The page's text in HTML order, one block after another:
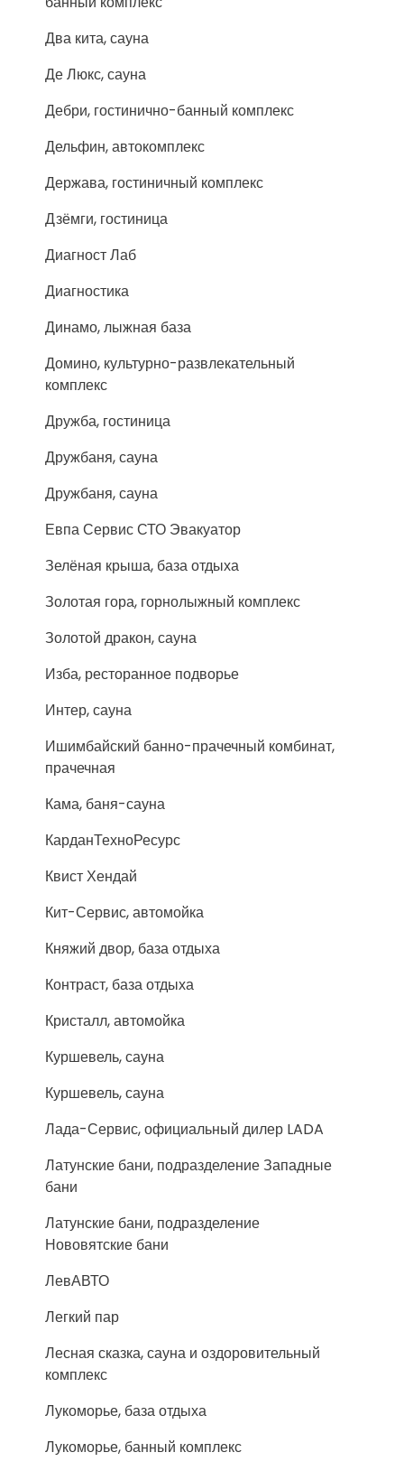
Два кита, сауна
Де Люкс, сауна
Дебри, гостинично-банный комплекс
Дельфин, автокомплекс
Держава, гостиничный комплекс
Дзёмги, гостиница
Диагност Лаб
Диагностика
Динамо, лыжная база
Домино, культурно-развлекательный
комплекс
Дружба, гостиница
Дружбаня, сауна
Дружбаня, сауна
Евпа Сервис СТО Эвакуатор
Зелёная крыша, база отдыха
Золотая гора, горнолыжный комплекс
Золотой дракон, сауна
Изба, ресторанное подворье
Интер, сауна
Ишимбайский банно-прачечный комбинат,
прачечная
Кама, баня-сауна
КарданТехноРесурс
Квист Хендай
Кит-Сервис, автомойка
Княжий двор, база отдыха
Контраст, база отдыха
Кристалл, автомойка
Куршевель, сауна
Куршевель, сауна
Лада-Сервис, официальный дилер LADA
Латунские бани, подразделение Западные
бани
Латунские бани, подразделение
Нововятские бани
ЛевАВТО
Легкий пар
Лесная сказка, сауна и оздоровительный
комплекс
Лукоморье, база отдыха
Лукоморье, банный комплекс